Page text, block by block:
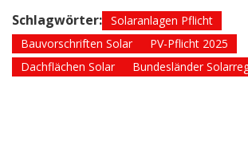
Schlagwörter: Solaranlagen Pflicht
Bauvorschriften Solar
PV-Pflicht 2025
Dachflächen Solar
Bundesländer